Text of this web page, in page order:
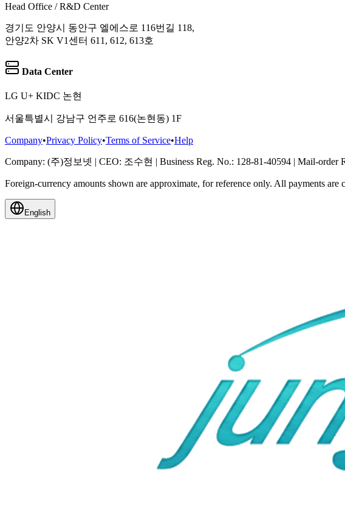
Head Office / R&D Center
경기도 안양시 동안구 엘에스로 116번길 118,
안양2차 SK V1센터 611, 612, 613호
Data Center
LG U+ KIDC 논현
서울특별시 강남구 언주로 616(논현동) 1F
Company•Privacy Policy•Terms of Service•Help
Company: (주)정보넷 | CEO: 조수현 | Business Reg. No.: 128-81-40594 | Mail-order
Foreign-currency amounts shown are approximate, for reference only. All payments
English